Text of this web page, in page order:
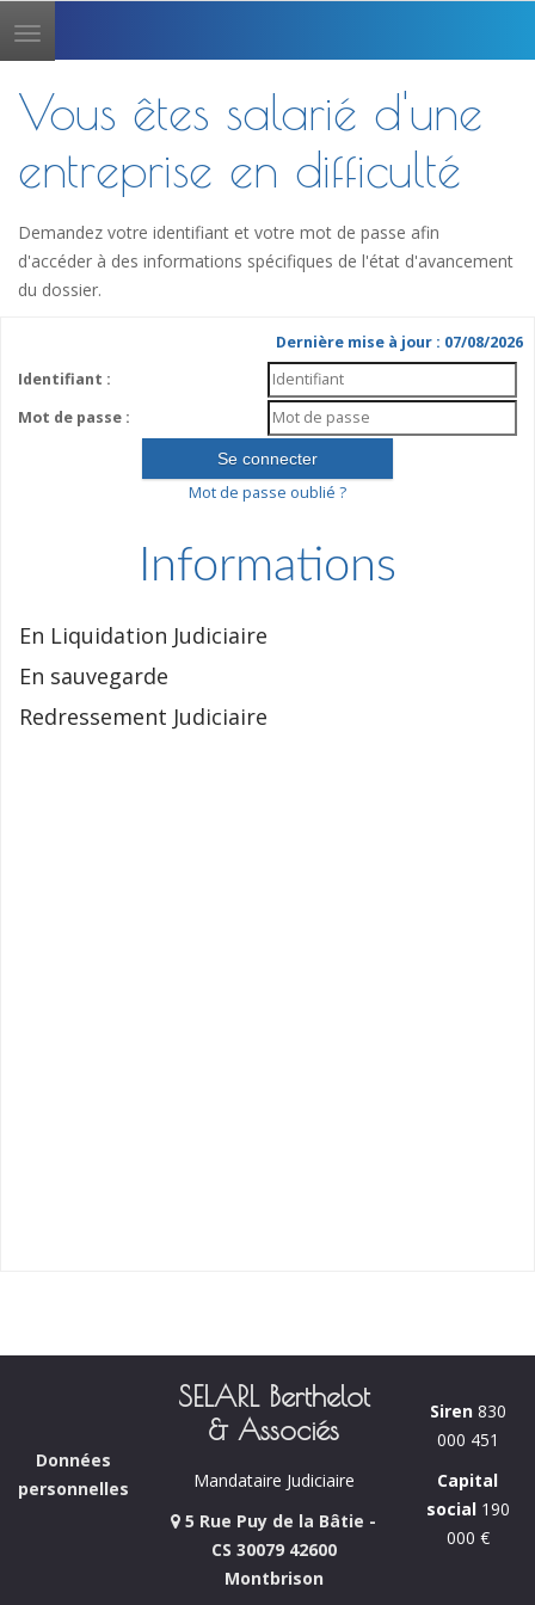
Toggle
navigation
Vous êtes salarié d'une
entreprise en difficulté
Demandez votre identifiant et votre mot de passe afin
d'accéder à des informations spécifiques de l'état d'avancement
du dossier.
Dernière mise à jour : 07/08/2026
Identifiant :
Mot de passe :
Mot de passe oublié ?
Informations
En Liquidation Judiciaire
En sauvegarde
Redressement Judiciaire
Données
personnelles
SELARL Berthelot
& Associés
Mandataire Judiciaire
5 Rue Puy de la Bâtie -
CS 30079 42600
Montbrison
Siren830
000 451
Capital
social190
000 €